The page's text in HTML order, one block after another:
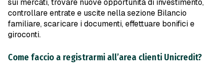
sui mercati, trovare nuove opportunità di investimento,
controllare entrate e uscite nella sezione Bilancio
familiare, scaricare i documenti, effettuare bonifici e
giroconti.
Come faccio a registrarmi all’area clienti Unicredit?